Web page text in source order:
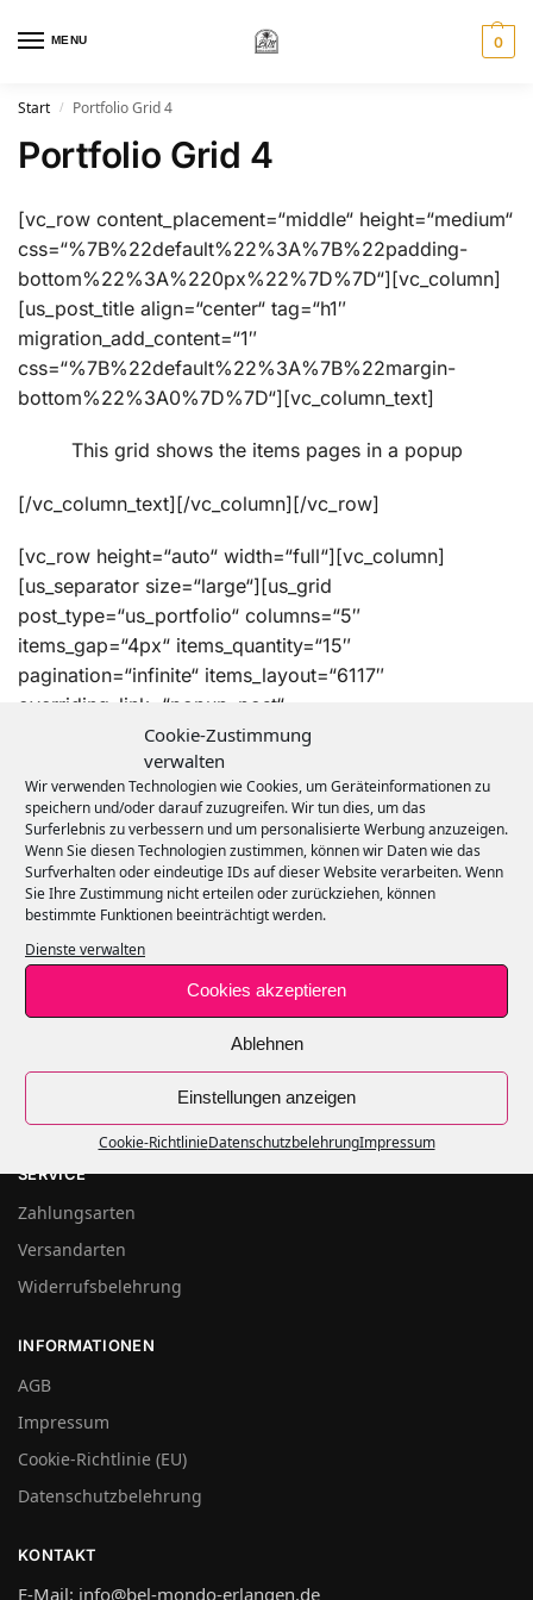
Cookie-Zustimmung
verwalten
Wir verwenden Technologien wie Cookies, um Geräteinformationen zu
speichern und/oder darauf zuzugreifen. Wir tun dies, um das
Surferlebnis zu verbessern und um personalisierte Werbung anzuzeigen.
Wenn Sie diesen Technologien zustimmen, können wir Daten wie das
Surfverhalten oder eindeutige IDs auf dieser Website verarbeiten. Wenn
Sie Ihre Zustimmung nicht erteilen oder zurückziehen, können
bestimmte Funktionen beeinträchtigt werden.
Dienste verwalten
Cookies akzeptieren
Ablehnen
Einstellungen anzeigen
Cookie-RichtlinieDatenschutzbelehrungImpressum
MENU 0
Start / Portfolio Grid 4
Portfolio Grid 4
[vc_row content_placement=“middle“ height=“medium“
css=“%7B%22default%22%3A%7B%22padding-
bottom%22%3A%220px%22%7D%7D“][vc_column]
[us_post_title align=“center“ tag=“h1″
migration_add_content=“1″
css=“%7B%22default%22%3A%7B%22margin-
bottom%22%3A0%7D%7D“][vc_column_text]
This grid shows the items pages in a popup
[/vc_column_text][/vc_column][/vc_row]
[vc_row height=“auto“ width=“full“][vc_column]
[us_separator size=“large“][us_grid
post_type=“us_portfolio“ columns=“5″
items_gap=“4px“ items_quantity=“15″
pagination=“infinite“ items_layout=“6117″
overriding_link=“popup_post“
css=“%7B%22default%22%3A%7B%22padding-
right%22%3A%228px%22%2C%22padding-
left%22%3A%228px%22%7D%7D“][/vc_column]
[/vc_row]
SERVICE
Zahlungsarten
Versandarten
Widerrufsbelehrung
INFORMATIONEN
AGB
Impressum
Cookie-Richtlinie (EU)
Datenschutzbelehrung
KONTAKT
E-Mail: info@bel-mondo-erlangen.de